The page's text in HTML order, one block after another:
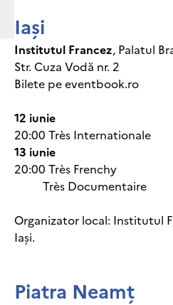
Iași
Institutul Francez, Palatul
Str. Cuza Vodă nr. 2
Bilete pe eventbook.ro
12 iunie
20:00 Très Internationale
13 iunie
20:00 Très Frenchy
Très Documentaire
Organizator local: Institutul
Iași.
Piatra Neamț